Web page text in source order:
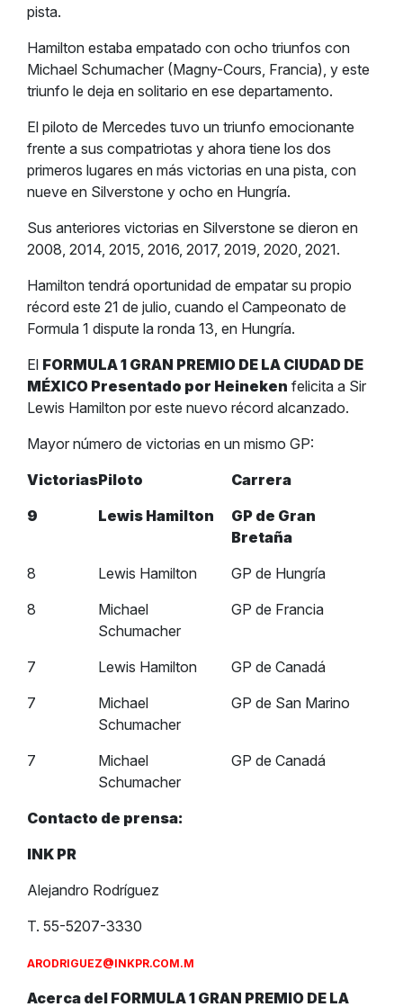
pista.
Hamilton estaba empatado con ocho triunfos con
Michael Schumacher (Magny-Cours, Francia), y este
triunfo le deja en solitario en ese departamento.
El piloto de Mercedes tuvo un triunfo emocionante
frente a sus compatriotas y ahora tiene los dos
primeros lugares en más victorias en una pista, con
nueve en Silverstone y ocho en Hungría.
Sus anteriores victorias en Silverstone se dieron en
2008, 2014, 2015, 2016, 2017, 2019, 2020, 2021.
Hamilton tendrá oportunidad de empatar su propio
récord este 21 de julio, cuando el Campeonato de
Formula 1 dispute la ronda 13, en Hungría.
El FORMULA 1 GRAN PREMIO DE LA CIUDAD DE
MÉXICO Presentado por Heineken felicita a Sir
Lewis Hamilton por este nuevo récord alcanzado.
Mayor número de victorias en un mismo GP:
VictoriasPiloto
Carrera
9
Lewis Hamilton
GP de Gran
Bretaña
8
Lewis Hamilton
GP de Hungría
8
Michael
Schumacher
GP de Francia
7 Lewis Hamilton
GP de Canadá
7
Michael
Schumacher
GP de San Marino
7
Michael
Schumacher
GP de Canadá
Contacto de prensa:
INK PR
Alejandro Rodríguez
T. 55-5207-3330
ARODRIGUEZ@INKPR.COM.M
Acerca del FORMULA 1 GRAN PREMIO DE LA